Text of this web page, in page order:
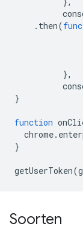
. then(
},
}
function
chrome.
}
getUserToken(
Soorten